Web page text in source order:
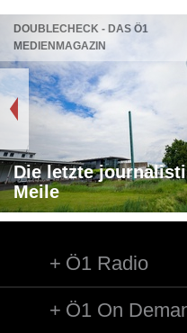
DOUBLECHECK - DAS Ö1
MEDIENMAGAZIN
Die letzte
Meile
Ö1 Radio
Ö1 On